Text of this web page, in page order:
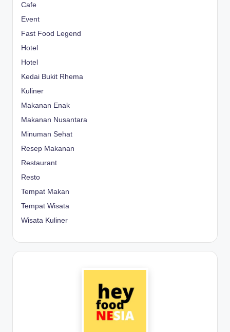
Cafe
Event
Fast Food Legend
Hotel
Hotel
Kedai Bukit Rhema
Kuliner
Makanan Enak
Makanan Nusantara
Minuman Sehat
Resep Makanan
Restaurant
Resto
Tempat Makan
Tempat Wisata
Wisata Kuliner